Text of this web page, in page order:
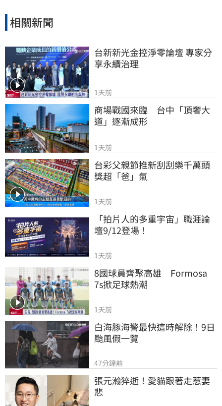
相關新聞
台新新光金控淨零論壇 專家分
享永續治理
1天前
商場戰國來臨　台中「頂奢大
道」逐漸成形
1天前
台彩父親節推新刮刮樂千萬頭
獎超「爸」氣
1天前
「拍片人的多重宇宙」職涯論
壇9/12登場！
1天前
8國球員齊聚高雄　Formosa
7s掀足球熱潮
1天前
白海豚海警最快這時解除！9日
颱風假一覽
47分鐘前
張元瀚猝逝！愛貓跟著走惹妻
悲